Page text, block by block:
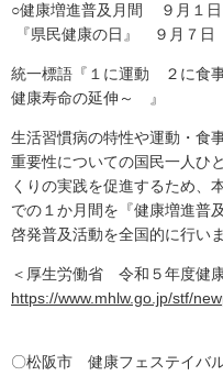
○健康増進普及月間 ９月１日
『県民健康の日』 ９月７日
統一標語『１に運動 ２に
健康寿命の延伸～ 』
生活習慣病の特性や運動・食
重要性についての国民一人ひ
くりの実践を促進するため、
での１か月間を『健康増進普
啓発普及活動を全国的に行いま
＜厚生労働省 令和５年度健
https://www.mhlw.go.jp/stf/
〇松阪市 健康フェステイバ